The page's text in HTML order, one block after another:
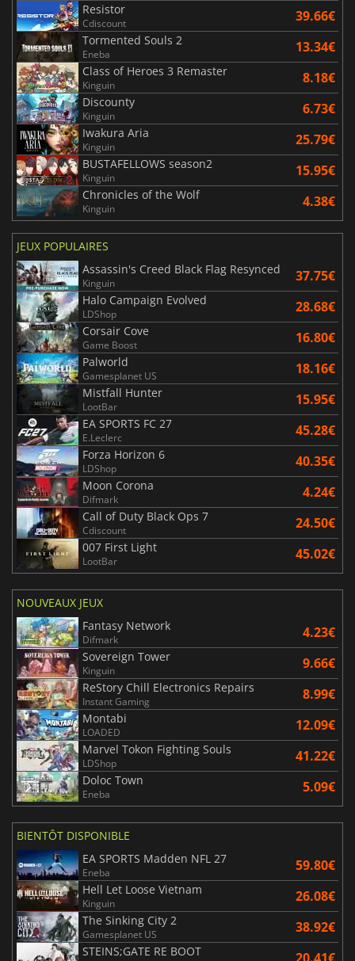
Resistor
Cdiscount 39.66€
Tormented Souls 2
Eneba 13.34€
Class of Heroes 3 Remaster
Kinguin 8.18€
Discounty
Kinguin 6.73€
Iwakura Aria
Kinguin 25.79€
BUSTAFELLOWS season2
Kinguin 15.95€
Chronicles of the Wolf
Kinguin 4.38€
JEUX POPULAIRES
Assassin's Creed Black Flag Resynced
Kinguin 37.75€
Halo Campaign Evolved
LDShop 28.68€
Corsair Cove
Game Boost 16.80€
Palworld
Gamesplanet US 18.16€
Mistfall Hunter
LootBar 15.95€
EA SPORTS FC 27
E.Leclerc 45.28€
Forza Horizon 6
LDShop 40.35€
Moon Corona
Difmark 4.24€
Call of Duty Black Ops 7
Cdiscount 24.50€
007 First Light
LootBar 45.02€
NOUVEAUX JEUX
Fantasy Network
Difmark 4.23€
Sovereign Tower
Kinguin 9.66€
ReStory Chill Electronics Repairs
Instant Gaming 8.99€
Montabi
LOADED 12.09€
Marvel Tokon Fighting Souls
LDShop 41.22€
Doloc Town
Eneba 5.09€
BIENTÔT DISPONIBLE
EA SPORTS Madden NFL 27
Eneba 59.80€
Hell Let Loose Vietnam
Kinguin 26.08€
The Sinking City 2
Gamesplanet US 38.92€
STEINS;GATE RE BOOT